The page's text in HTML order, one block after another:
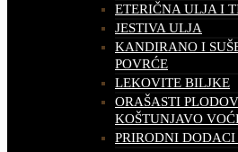
ETERIČNA ULJA I
JESTIVA ULJA
KANDIRANO I
POVRĆE
LEKOVITE BILJKE
ORAŠASTI
KOŠTUNJAVO
PRIRODNI